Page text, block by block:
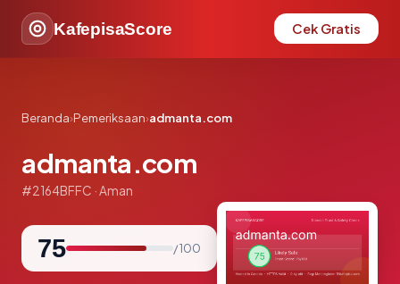
KafepisaScore Cek Gratis
Beranda›Pemeriksaan›admanta.com
admanta.com
#2164BFFC · Aman
75 / 100